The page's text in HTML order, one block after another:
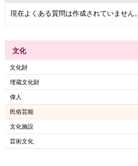
現在よくある質問は作成されていません。
文化
文化財
埋蔵文化財
偉人
民俗芸能
文化施設
芸術文化